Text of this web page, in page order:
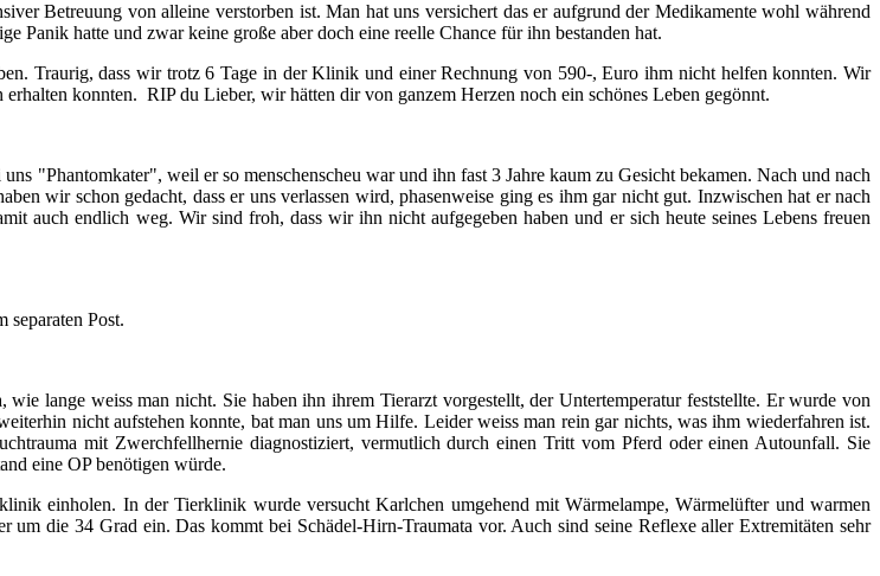
Betreuung von alleine verstorben ist. Man hat uns versichert das er aufgrund der Medikamente wohl während
Panik hatte und zwar keine große aber doch eine reelle Chance für ihn bestanden hat.
Traurig, dass wir trotz 6 Tage in der Klinik und einer Rechnung von 590-, Euro ihm nicht helfen konnten. Wir
konnten. RIP du Lieber, wir hätten dir von ganzem Herzen noch ein schönes Leben gegönnt.
"Phantomkater", weil er so menschenscheu war und ihn fast 3 Jahre kaum zu Gesicht bekamen. Nach und nach
wir schon gedacht, dass er uns verlassen wird, phasenweise ging es ihm gar nicht gut. Inzwischen hat er nach
auch endlich weg. Wir sind froh, dass wir ihn nicht aufgegeben haben und er sich heute seines Lebens freuen
Post.
lange weiss man nicht. Sie haben ihn ihrem Tierarzt vorgestellt, der Untertemperatur feststellte. Er wurde von
nicht aufstehen konnte, bat man uns um Hilfe. Leider weiss man rein gar nichts, was ihm wiederfahren ist.
mit Zwerchfellhernie diagnostiziert, vermutlich durch einen Tritt vom Pferd oder einen Autounfall. Sie
eine OP benötigen würde.
einholen. In der Tierklinik wurde versucht Karlchen umgehend mit Wärmelampe, Wärmelüfter und warmen
um die 34 Grad ein.Das kommt bei Schädel-Hirn-Traumata vor. Auch sind seine Reflexe aller Extremitäten sehr